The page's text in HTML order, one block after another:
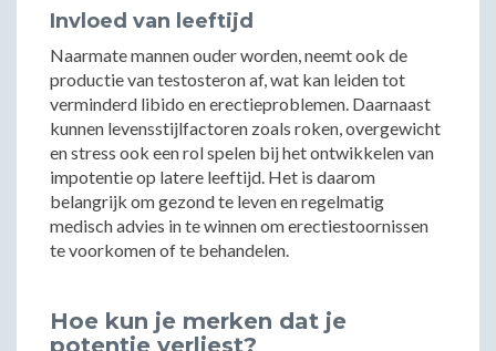
Invloed van leeftijd
Naarmate mannen ouder worden, neemt ook de
productie van testosteron af, wat kan leiden tot
verminderd libido en erectieproblemen. Daarnaast
kunnen levensstijlfactoren zoals roken, overgewicht
en stress ook een rol spelen bij het ontwikkelen van
impotentie op latere leeftijd. Het is daarom
belangrijk om gezond te leven en regelmatig
medisch advies in te winnen om erectiestoornissen
te voorkomen of te behandelen.
Hoe kun je merken dat je
potentie verliest?